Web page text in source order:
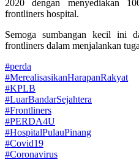
2020 dengan menyediakan
frontliners hospital.
Semoga sumbangan kecil ini
frontliners dalam menjalankan
#perda
#MerealisasikanHarapanRakyat
#KPLB
#LuarBandarSejahtera
#Frontliners
#PERDA4U
#HospitalPulauPinang
#Covid19
#Coronavirus